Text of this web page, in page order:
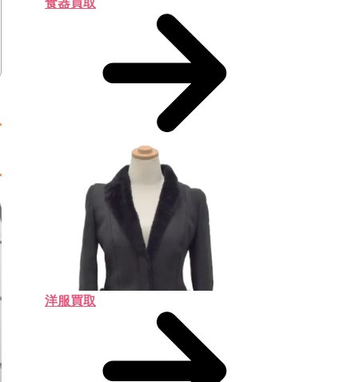
食器買取
洋服買取